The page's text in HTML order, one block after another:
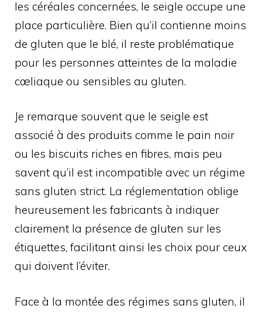
les céréales concernées, le seigle occupe une
place particulière. Bien qu’il contienne moins
de gluten que le blé, il reste problématique
pour les personnes atteintes de la maladie
cœliaque ou sensibles au gluten.
Je remarque souvent que le seigle est
associé à des produits comme le pain noir
ou les biscuits riches en fibres, mais peu
savent qu’il est incompatible avec un régime
sans gluten strict. La réglementation oblige
heureusement les fabricants à indiquer
clairement la présence de gluten sur les
étiquettes, facilitant ainsi les choix pour ceux
qui doivent l’éviter.
Face à la montée des régimes sans gluten, il